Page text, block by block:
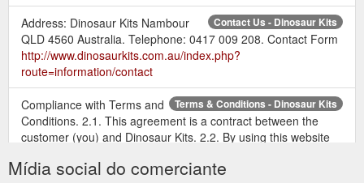
Contact Us - Dinosaur Kits
Address: Dinosaur Kits Nambour
QLD 4560 Australia. Telephone: 0417 009 208. Contact Form
http://www.dinosaurkits.com.au/index.php?
route=information/contact
Terms & Conditions - Dinosaur Kits
Compliance with Terms and
Conditions. 2.1. This agreement is a contract between the
customer (you) and Dinosaur Kits. 2.2. By using this website
agree to be bound by these Terms and Conditions when you
Mídia social do comerciante